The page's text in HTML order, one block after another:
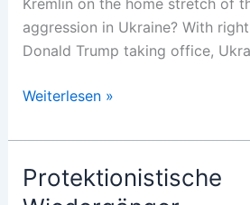
aggression in Ukraine? With
Donald Trump taking office,
For
Piece
of
Land
Weiterlesen »
Protektionistische